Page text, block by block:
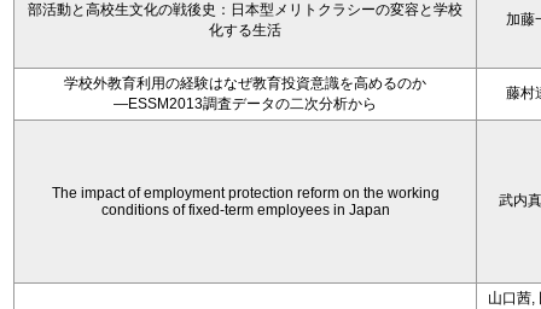
部活動と高校生文化の戦後史：日本型メリトクラシーの変容と学校
化する生活
加藤
学校外教育利用の経験はなぜ教育投資意識を高めるのか
―ESSM2013調査データの二次分析から
藤村
The impact of employment protection reform on the working
conditions of fixed-term employees in Japan
武内
山口茜,